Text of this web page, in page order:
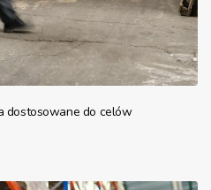
dostosowane do celów